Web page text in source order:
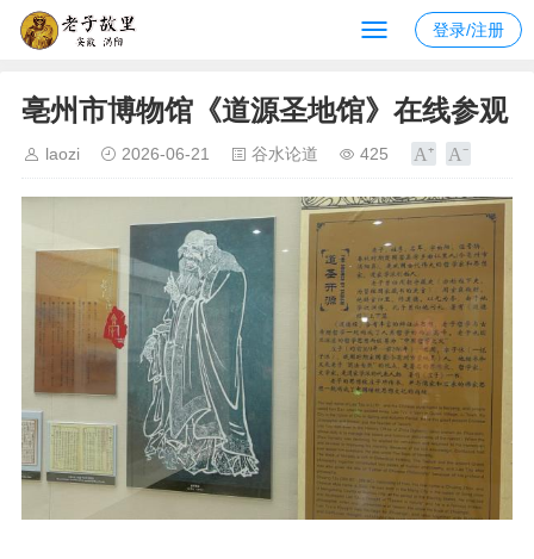
登录/注册
亳州市博物馆《道源圣地馆》在线参观
laozi 2026-06-21 谷水论道 425